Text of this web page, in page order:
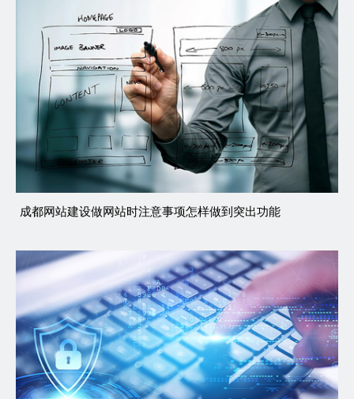
成都网站建设做网站时注意事项怎样做到突出功能